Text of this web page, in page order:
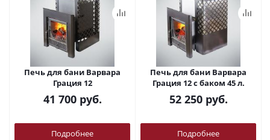
Печь для бани Варвара
Грация 12
41 700руб.
Подробнее
Печь для бани Варвара
Грация 12 с баком 45 л.
52 250руб.
Подробнее